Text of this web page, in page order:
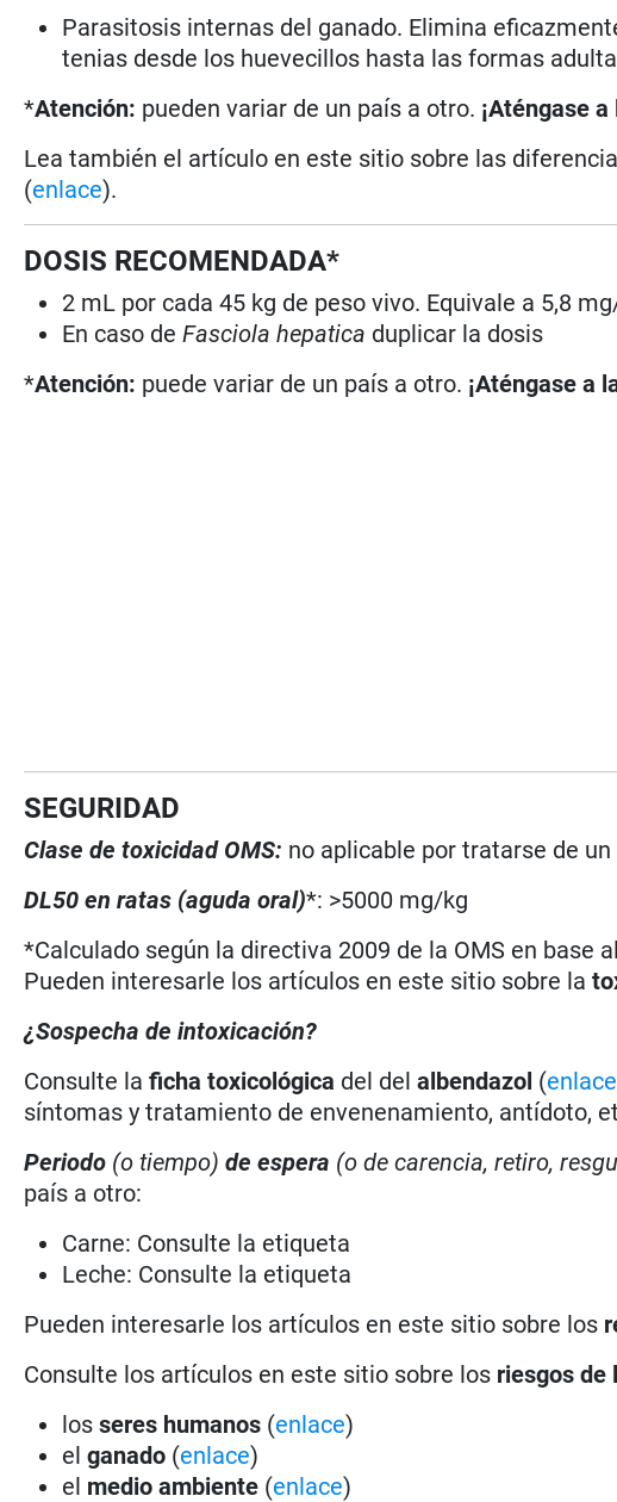
Parasitosis internas del ganado. Elimina
tenias desde los huevecillos hasta las formas
*Atención: pueden variar de un país a otro. ¡Aténgase
Lea también el artículo en este sitio sobre las
(enlace).
DOSIS RECOMENDADA*
2 mL por cada 45 kg de peso vivo. Equivale a 5,8
En caso deFasciola hepatica duplicar la dosis
*Atención: puede variar de un país a otro. ¡Aténgase a
SEGURIDAD
Clase de toxicidad OMS: no aplicable por tratarse de
DL50 en ratas (aguda oral)*: >5000 mg/kg
*Calculado según la directiva 2009 de la OMS en base
Pueden interesarle los artículos en este sitio sobre la
¿Sospecha de intoxicación?
Consulte laficha toxicológica del delalbendazol (enlace
síntomas y tratamiento de envenenamiento, antídoto,
Periodo (o tiempo) de espera (o de carencia, retiro,
país a otro:
Carne: Consulte la etiqueta
Leche: Consulte la etiqueta
Pueden interesarle los artículos en este sitio sobre los
Consulte los artículos en este sitio sobre los riesgos de
losseres humanos (enlace)
elganado (enlace)
el medio ambiente (enlace)